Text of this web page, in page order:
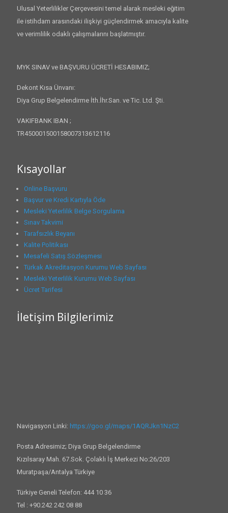
Ulusal Yeterlilikler Çerçevesini temel alarak mesleki eğitim
ile istihdam arasındaki ilişkiyi güçlendirmek amacıyla kalite
ve verimlilik odaklı çalışmalarını başlatmıştır.
MYK SINAV ve BAŞVURU ÜCRETİ HESABIMIZ;
Dekont Kısa Ünvanı:
Diya Grup Belgelendirme İth.İhr.San. ve Tic. Ltd. Şti.
VAKIFBANK IBAN ;
TR450001500158007313612116
Kısayollar
Online Başvuru
Başvur ve Kredi Kartıyla Öde
Mesleki Yeterlilik Belge Sorgulama
Sınav Takvimi
Tarafsızlık Beyanı
Kalite Politikası
Mesafeli Satış Sözleşmesi
Türkak Akreditasyon Kurumu Web Sayfası
Mesleki Yeterlilik Kurumu Web Sayfası
Ücret Tarifesi
İletişim Bilgilerimiz
Navigasyon Linki: https://goo.gl/maps/1AQRJkn1NzC2
Posta Adresimiz; Diya Grup Belgelendirme
Kızılsaray Mah. 67.Sok. Çolaklı İş Merkezi No:26/203
Muratpaşa/Antalya Türkiye
Türkiye Geneli Telefon: 444 10 36
Tel : +90.242 242 08 88